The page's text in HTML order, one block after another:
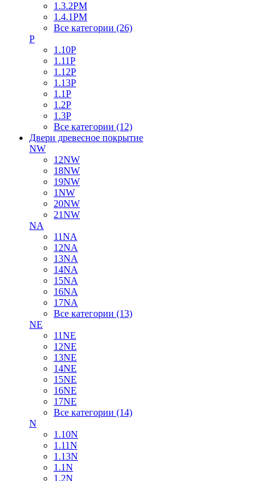
1.3.2PM
1.4.1PM
Все категории (26)
P
1.10P
1.11P
1.12P
1.13P
1.1P
1.2P
1.3P
Все категории (12)
Двери древесное покрытие
NW
12NW
18NW
19NW
1NW
20NW
21NW
NA
11NA
12NA
13NA
14NA
15NA
16NA
17NA
Все категории (13)
NE
11NE
12NE
13NE
14NE
15NE
16NE
17NE
Все категории (14)
N
1.10N
1.11N
1.13N
1.1N
1.2N